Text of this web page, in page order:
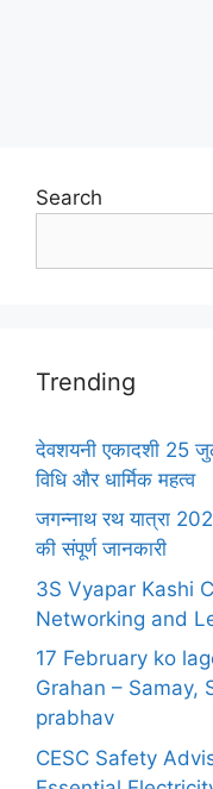
Search
Trending
देवशयनी एकादशी 25
विधि और धार्मिक महत्व
जगन्नाथ रथ यात्रा
की संपूर्ण जानकारी
3S Vyapar Kashi
Networking and
17 February ko
Grahan – Samay,
prabhav
CESC Safety